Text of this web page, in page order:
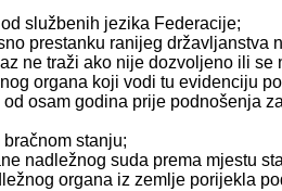
službenih jezika Federacije;
prestanku ranijeg
ne traži ako nije dozvoljeno ili
organa koji vodi tu evidenciju
osam godina prije podnošenja
stanju;
nadležnog suda prema mjestu
organa iz zemlje porijekla